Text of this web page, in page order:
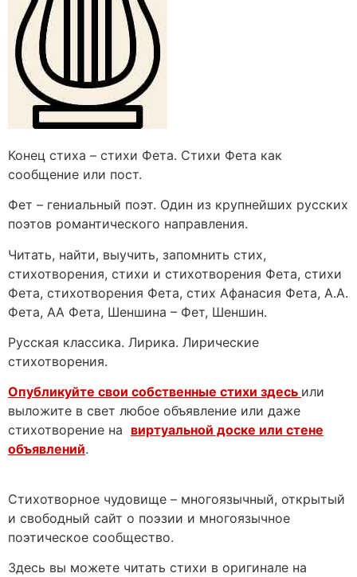
Конец стиха – стихи Фета. Стихи Фета как
сообщение или пост.
Фет – гениальный поэт. Один из крупнейших русских
поэтов романтического направления.
Читать, найти, выучить, запомнить стих,
стихотворения, стихи и стихотворения Фета, стихи
Фета, стихотворения Фета, стих Афанасия Фета, А.А.
Фета, АА Фета, Шеншина – Фет, Шеншин.
Русская классика. Лирика. Лирические
стихотворения.
Опубликуйте свои собственные стихи здесь или
выложите в свет любое объявление или даже
стихотворение на виртуальной доске или стене
объявлений.
Стихотворное чудовище – многоязычный, открытый
и свободный сайт о поэзии и многоязычное
поэтическое сообщество.
Здесь вы можете читать стихи в оригинале на